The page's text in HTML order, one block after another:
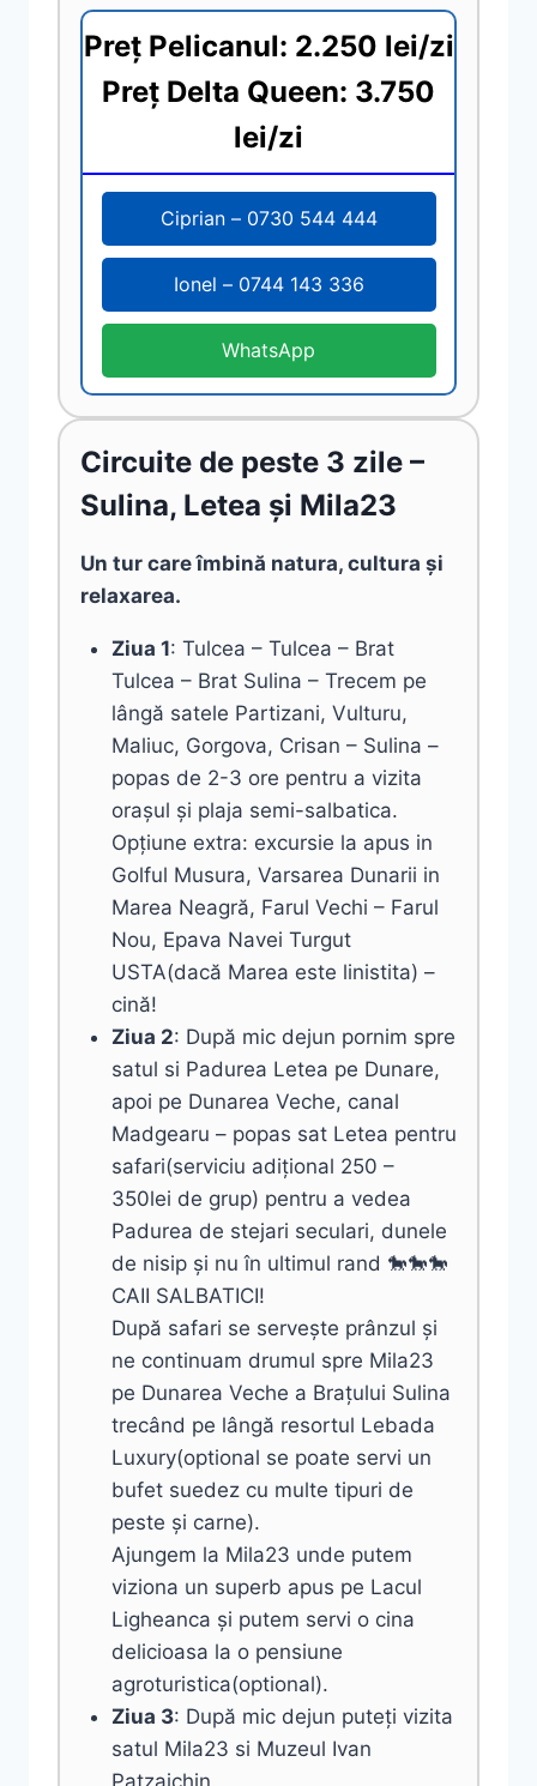
Preț Pelicanul: 2.250 lei/zi
Preț Delta Queen: 3.750
lei/zi
Ciprian – 0730 544 444
Ionel – 0744 143 336
WhatsApp
Circuite de peste 3 zile –
Sulina, Letea și Mila23
Un tur care îmbină natura, cultura și
relaxarea.
Ziua 1: Tulcea – Tulcea – Brat
Tulcea – Brat Sulina – Trecem pe
lângă satele Partizani, Vulturu,
Maliuc, Gorgova, Crisan – Sulina –
popas de 2-3 ore pentru a vizita
orașul și plaja semi-salbatica.
Opțiune extra: excursie la apus in
Golful Musura, Varsarea Dunarii in
Marea Neagră, Farul Vechi – Farul
Nou, Epava Navei Turgut
USTA(dacă Marea este linistita) –
cină!
Ziua 2: După mic dejun pornim spre
satul si Padurea Letea pe Dunare,
apoi pe Dunarea Veche, canal
Madgearu – popas sat Letea pentru
safari(serviciu adițional 250 –
350lei de grup) pentru a vedea
Padurea de stejari seculari, dunele
de nisip și nu în ultimul rand 🐎🐎🐎
CAII SALBATICI!
După safari se servește prânzul și
ne continuam drumul spre Mila23
pe Dunarea Veche a Brațului Sulina
trecând pe lângă resortul Lebada
Luxury(optional se poate servi un
bufet suedez cu multe tipuri de
peste și carne).
Ajungem la Mila23 unde putem
viziona un superb apus pe Lacul
Ligheanca și putem servi o cina
delicioasa la o pensiune
agroturistica(optional).
Ziua 3: După mic dejun puteți vizita
satul Mila23 si Muzeul Ivan